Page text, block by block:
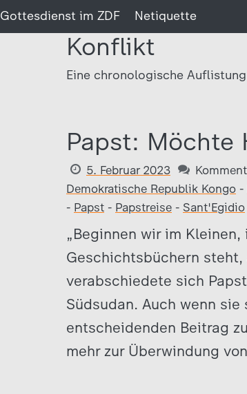
Gottesdienst im ZDF Netiquette
Konflikt
Eine chronologische
Papst: Möchte
5. Februar 2023
Demokratische Republik Kongo -
- Papst - Papstreise - Sant'Egidio
„Beginnen wir im
Geschichtsbüchern
verabschiedete sich
Südsudan. Auch wenn
entscheidenden Beitrag
mehr zur Überwindung